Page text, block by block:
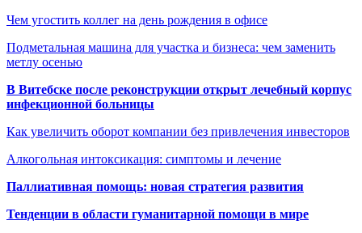
Чем угостить коллег на день рождения в офисе
Подметальная машина для участка и бизнеса: чем заменить
метлу осенью
В Витебске после реконструкции открыт лечебный корпус
инфекционной больницы
Как увеличить оборот компании без привлечения инвесторов
Алкогольная интоксикация: симптомы и лечение
Паллиативная помощь: новая стратегия развития
Тенденции в области гуманитарной помощи в мире